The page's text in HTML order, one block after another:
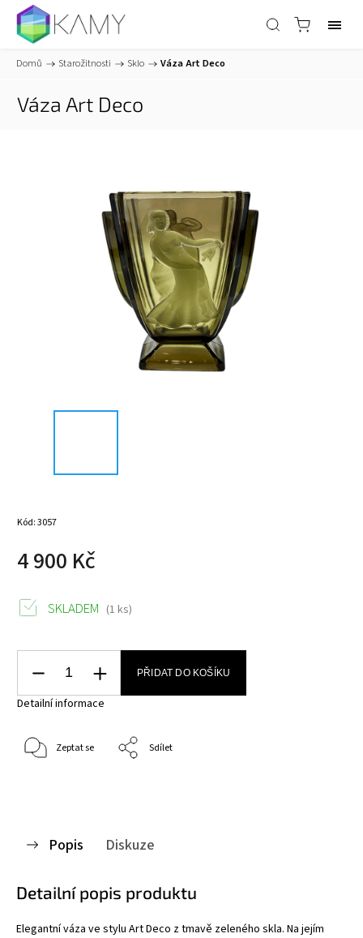
Domů / Starožitnosti / Sklo / Váza Art Deco
Váza Art Deco
Kód:3057
4 900 Kč
SKLADEM (1 ks)
PŘIDAT DO KOŠÍKU
Detailní informace
Zeptat se Sdílet
Popis Diskuze
Detailní popis produktu
Elegantní váza ve stylu Art Deco z tmavě zeleného skla. Na jejím